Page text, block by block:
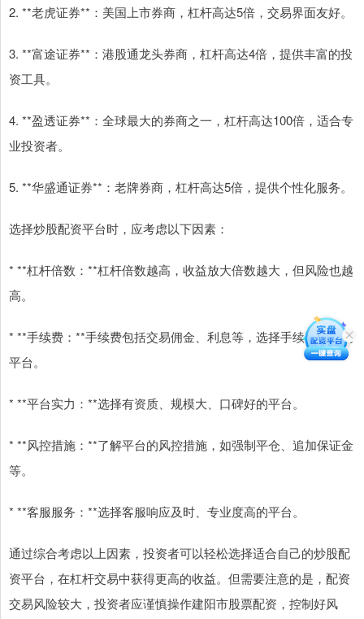
2. **老虎证券**：美国上市券商，杠杆高达5倍，交易界面友好。
3. **富途证券**：港股通龙头券商，杠杆高达4倍，提供丰富的投
资工具。
4. **盈透证券**：全球最大的券商之一，杠杆高达100倍，适合专
业投资者。
5. **华盛通证券**：老牌券商，杠杆高达5倍，提供个性化服务。
选择炒股配资平台时，应考虑以下因素：
* **杠杆倍数：**杠杆倍数越高，收益放大倍数越大，但风险也越
高。
* **手续费：**手续费包括交易佣金、利息等，选择手续费较低的
平台。
* **平台实力：**选择有资质、规模大、口碑好的平台。
* **风控措施：**了解平台的风控措施，如强制平仓、追加保证金
等。
* **客服服务：**选择客服响应及时、专业度高的平台。
通过综合考虑以上因素，投资者可以轻松选择适合自己的炒股配
资平台，在杠杆交易中获得更高的收益。但需要注意的是，配资
交易风险较大，投资者应谨慎操作建阳市股票配资，控制好风